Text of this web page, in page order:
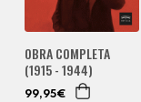
OBRA COMPLETA
(1915 - 1944)
99,95€